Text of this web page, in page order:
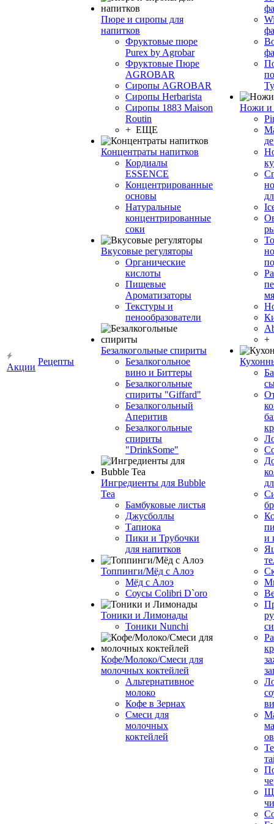
Акции
Рецепты
Пюре и сиропы для
напитков
Фруктовые пюре
Purex by Agrobar
Фруктовые Пюре
AGROBAR
Сиропы AGROBAR
Сиропы Herbarista
Сиропы 1883 Maison
Routin
+ ЕЩЕ
Концентраты напитков
Кордиалы
ESSENCE
Концентрированные
основы
Натуральные
концентрированные
соки
Вкусовые регуляторы
Органические
кислоты
Пищевые
Ароматизаторы
Текстуры и
пенообразователи
Безалкогольные спириты
Безалкогольное
вино и Биттеры
Безалкогольные
спириты "Giffard"
Безалкогольный
Аперитив
Безалкогольные
спириты
"DrinkSome"
Ингредиенты для Bubble
Tea
Бамбуковые листья
Джусболлы
Тапиока
Пики и Трубочки
для напитков
Топпинги/Мёд с Алоэ
Мёд с Алоэ
Соусы Colibri D`oro
Тоники и Лимонады
Тоники Nunchi
Кофе/Молоко/Смеси для
молочных коктейлей
Альтернативное
молоко
Кофе в Зернах
Смеси для
молочных
коктейлей
Ножи и
+
и